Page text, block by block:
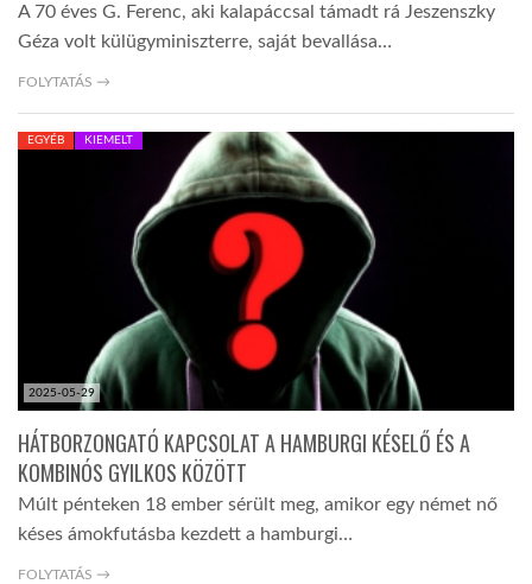
A 70 éves G. Ferenc, aki kalapáccsal támadt rá Jeszenszky
Géza volt külügyminiszterre, saját bevallása…
FOLYTATÁS →
2025-05-29
EGYÉB KIEMELT
HÁTBORZONGATÓ KAPCSOLAT A HAMBURGI KÉSELŐ ÉS A
KOMBINÓS GYILKOS KÖZÖTT
Múlt pénteken 18 ember sérült meg, amikor egy német nő
késes ámokfutásba kezdett a hamburgi…
FOLYTATÁS →